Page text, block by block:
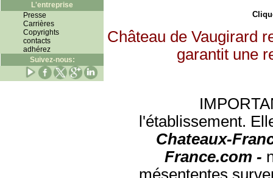
L'entreprise
Presse
Carrières
Copyrights
contacts
adhérez
Suivez-nous:
Château de Vaugirard
garantit une
l'établissement.
Chateaux-
France.com -
mésententes